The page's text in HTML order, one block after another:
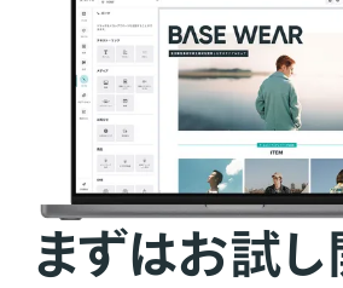
まずはお試